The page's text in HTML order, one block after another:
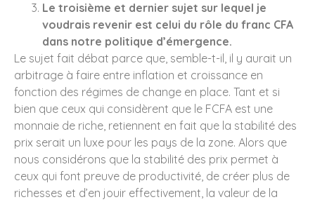
Le troisième et dernier sujet sur lequel je
voudrais revenir est celui du rôle du franc CFA
dans notre politique d’émergence.
Le sujet fait débat parce que, semble-t-il, il y aurait un
arbitrage à faire entre inflation et croissance en
fonction des régimes de change en place. Tant et si
bien que ceux qui considèrent que le FCFA est une
monnaie de riche, retiennent en fait que la stabilité des
prix serait un luxe pour les pays de la zone. Alors que
nous considérons que la stabilité des prix permet à
ceux qui font preuve de productivité, de créer plus de
richesses et d’en jouir effectivement, la valeur de la